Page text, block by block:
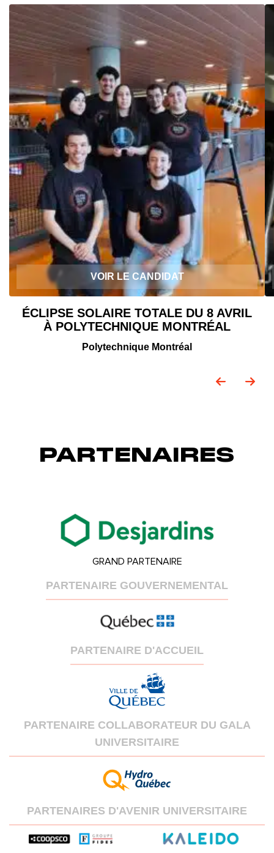
VOIR LE CANDIDAT
ÉCLIPSE SOLAIRE TOTALE DU 8 AVRIL
À POLYTECHNIQUE MONTRÉAL
Polytechnique Montréal
PARTENAIRES
GRAND PARTENAIRE
PARTENAIRE GOUVERNEMENTAL
PARTENAIRE D'ACCUEIL
PARTENAIRE COLLABORATEUR DU GALA
UNIVERSITAIRE
PARTENAIRES D'AVENIR UNIVERSITAIRE